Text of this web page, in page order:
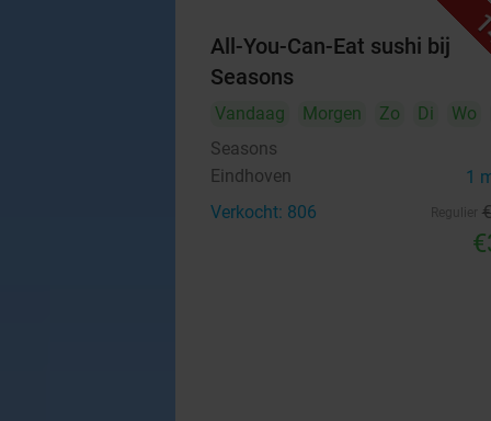
All-You-Can-Eat sushi bij
Seasons
Vandaag Morgen Zo Di Wo
Seasons
Eindhoven 1
Verkocht: 806